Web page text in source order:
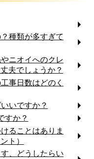
種類が多すぎて
ニオイへのクレ
夫でしょうか？
事日数はどのく
いですか？
すか？
ることはありま
ト）
、どうしたらい